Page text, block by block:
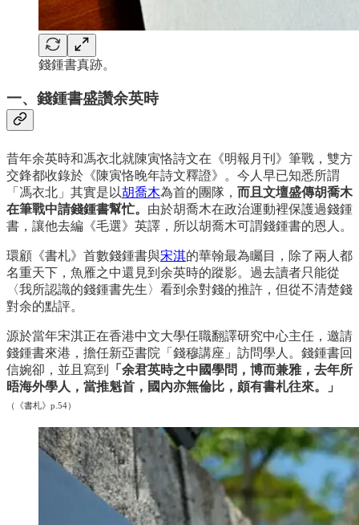
錢鍾書真跡。
一、錢鍾書盛讚余英時
昔年余英時和馮衣北就陳寅恪詩文在《明報月刊》筆戰，雙方
交鋒都收錄於《陳寅恪晚年詩文釋證》。今人早已知悉所謂
「馮衣北」其實是以胡喬木為首的團隊， 而且文壇盛傳胡喬木
在筆戰中請錢鍾書幫忙。 由於胡喬木在政治運動裡保護過錢鍾
書，讓他去編《毛選》英譯，所以胡喬木可謂錢鍾書的恩人。
環顧《書札》首數錢鍾書與宋淇的華翰最為矚目，除了兩人都
名重天下，魚雁之中還見到余英時的蹤影。過去讀者只能從
〈我所認識的錢鍾書先生〉看到余對錢的推許，但從不清楚錢
對余的點評。
源於當年宋淇正在香港中文大學任職翻譯研究中心主任，邀請
錢鍾書來港，擔任新亞書院「錢穆講座」訪問學人。錢鍾書回
信婉卻，並且寫到
「余君英時之中國學問，博而兼雅，去年所
晤海外學人，當推魁首，國內亦無倫比，頗有書札往來。」
（《書札》p.54）